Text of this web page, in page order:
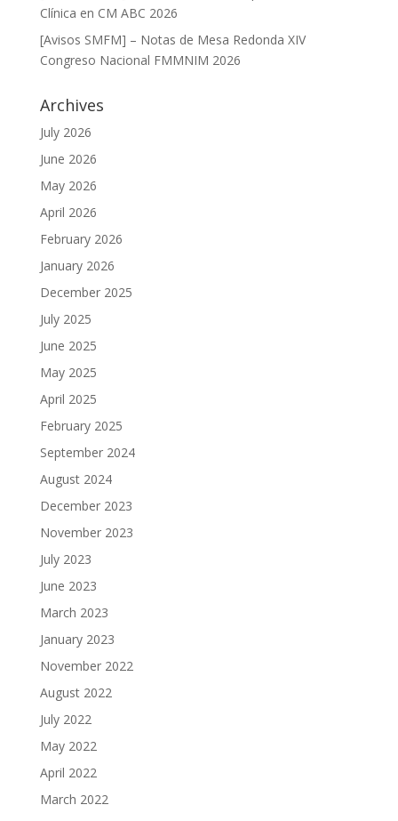
Clínica en CM ABC 2026
[Avisos SMFM] – Notas de Mesa Redonda XIV
Congreso Nacional FMMNIM 2026
Archives
July 2026
June 2026
May 2026
April 2026
February 2026
January 2026
December 2025
July 2025
June 2025
May 2025
April 2025
February 2025
September 2024
August 2024
December 2023
November 2023
July 2023
June 2023
March 2023
January 2023
November 2022
August 2022
July 2022
May 2022
April 2022
March 2022